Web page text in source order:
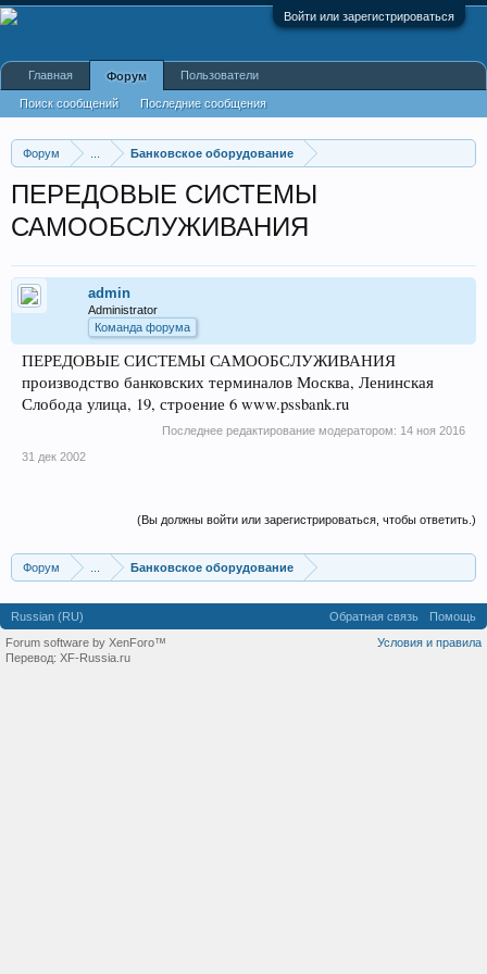
Войти или зарегистрироваться
Форум Банковское оборудование
ПЕРЕДОВЫЕ СИСТЕМЫ
САМООБСЛУЖИВАНИЯ
admin
Administrator
Команда форума
ПЕРЕДОВЫЕ СИСТЕМЫ САМООБСЛУЖИВАНИЯ
производство банковских терминалов Москва, Ленинская
Слобода улица, 19, строение 6 www.pssbank.ru
Последнее редактирование модератором: 14 ноя 2016
31 дек 2002
(Вы должны войти или зарегистрироваться, чтобы ответить.)
Форум Банковское оборудование
Главная Форум
Поиск сообщений Последние сообщения
Пользователи
Russian (RU) Обратная связь
Помощь
Условия и правила
Forum software by XenForo™
Перевод: XF-Russia.ru